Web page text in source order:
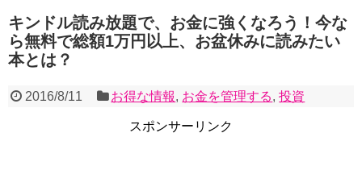
キンドル読み放題で、お金に強くなろう！今な
ら無料で総額1万円以上、お盆休みに読みたい
本とは？
2016/8/11 お得な情報, お金を管理する,投資
スポンサーリンク